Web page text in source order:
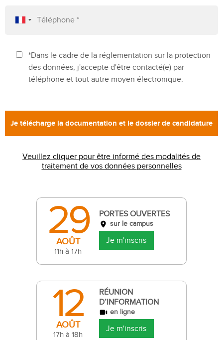
*Dans le cadre de la réglementation sur la protection
des données, j'accepte d'être contacté(e) par
téléphone et tout autre moyen électronique.
Veuillez cliquer pour être informé des modalités de
traitement de vos données personnelles
29
AOÛT
11h à 17h
PORTES OUVERTES
sur le campus
Je m'inscris
12
AOÛT
17h à 18h
RÉUNION
D’INFORMATION
en ligne
Je m'inscris